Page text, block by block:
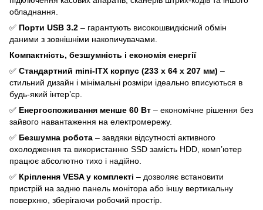
обладнання.
✅ Порти USB 3.2 – гарантують високошвидкісний обмін
даними з зовнішніми накопичувачами.
Компактність, безшумність і економія енергії
✅ Стандартний mini-ITX корпус (233 х 64 х 207 мм) –
стильний дизайн і мінімальні розміри ідеально вписуються в
будь-який інтер’єр.
✅ Енергоспоживання менше 60 Вт – економічне рішення без
зайвого навантаження на електромережу.
✅ Безшумна робота – завдяки відсутності активного
охолодження та використанню SSD замість HDD, комп’ютер
працює абсолютно тихо і надійно.
✅ Кріплення VESA у комплекті – дозволяє встановити
пристрій на задню панель монітора або іншу вертикальну
поверхню, зберігаючи робочий простір.